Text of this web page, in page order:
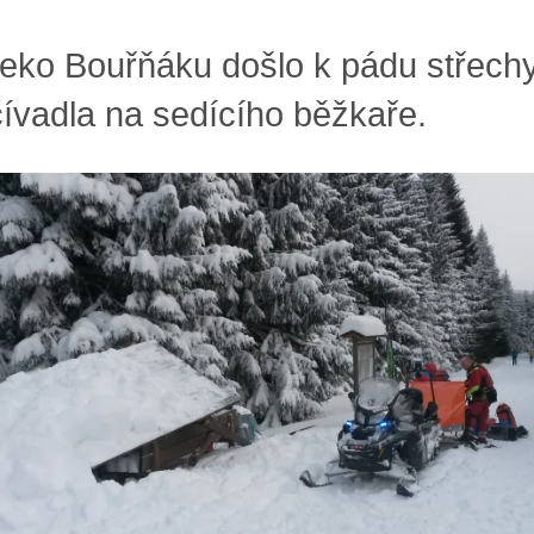
Bouřňáku došlo k pádu
na sedícího běžkaře.